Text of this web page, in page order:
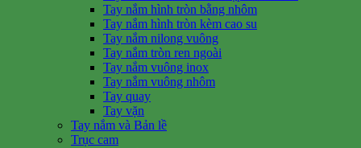
Tay nắm hình tròn bằng nhôm
Tay nắm hình tròn kèm cao su
Tay nắm nilong vuông
Tay nắm tròn ren ngoài
Tay nắm vuông inox
Tay nắm vuông nhôm
Tay quay
Tay vặn
Tay nắm và Bản lề
Trục cam